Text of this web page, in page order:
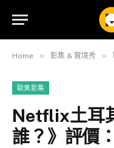
Home » 影集 & 實境秀 »
歐美影集
Netflix土耳
誰？》評價